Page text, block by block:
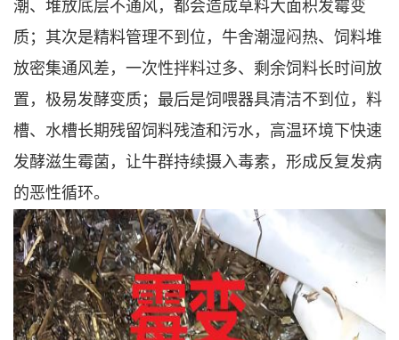
潮、堆放底层不通风，都会造成草料大面积发霉变
质；其次是精料管理不到位，牛舍潮湿闷热、饲料堆
放密集通风差，一次性拌料过多、剩余饲料长时间放
置，极易发酵变质；最后是饲喂器具清洁不到位，料
槽、水槽长期残留饲料残渣和污水，高温环境下快速
发酵滋生霉菌，让牛群持续摄入毒素，形成反复发病
的恶性循环。